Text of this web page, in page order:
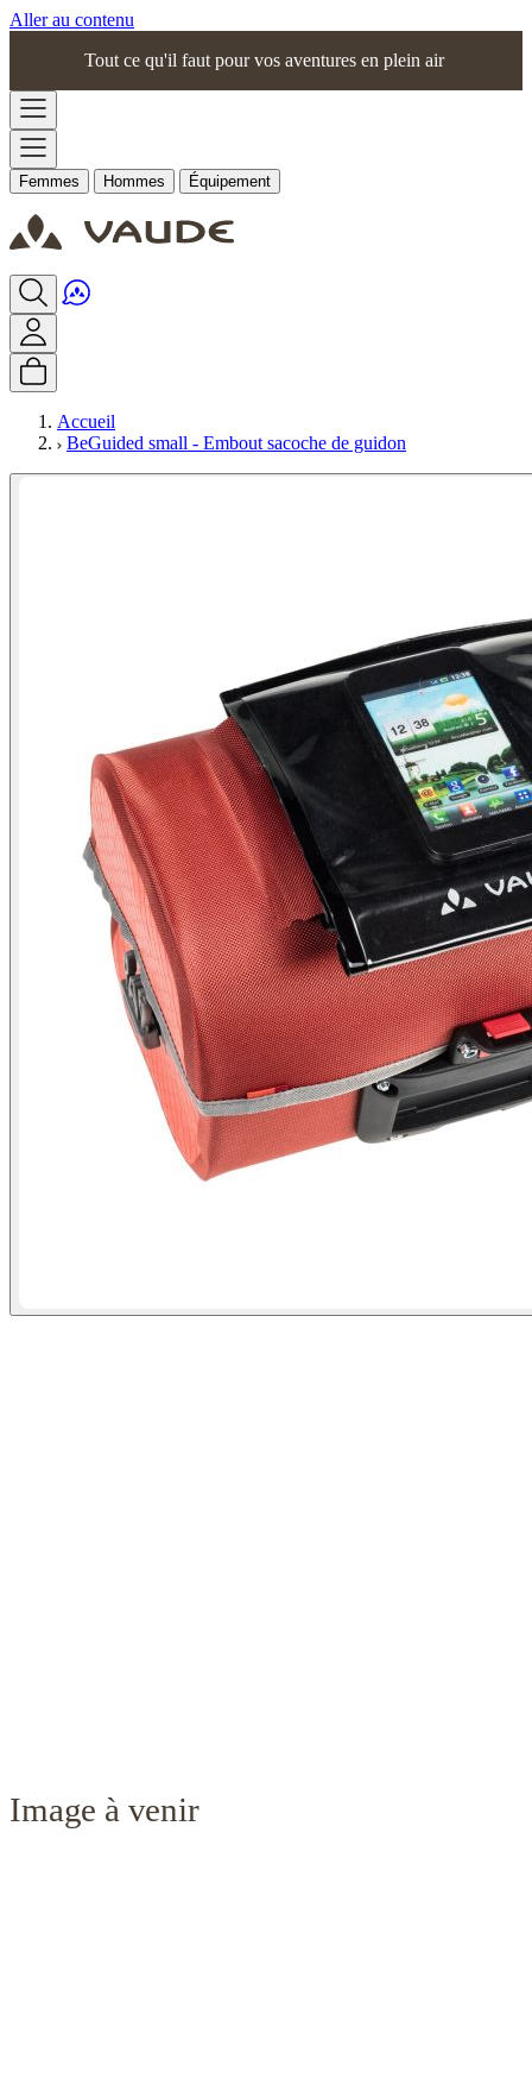
Aller au contenu
Tout ce qu'il faut pour vos aventures en plein air
Femmes Hommes Équipement
Accueil
BeGuided small - Embout sacoche de guidon